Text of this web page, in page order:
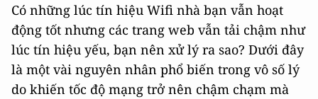
Có những lúc tín hiệu Wifi nhà bạn vẫn hoạt
động tốt nhưng các trang web vẫn tải chậm như
lúc tín hiệu yếu, bạn nên xử lý ra sao? Dưới đây
là một vài nguyên nhân phổ biến trong vô số lý
do khiến tốc độ mạng trở nên chậm chạm mà